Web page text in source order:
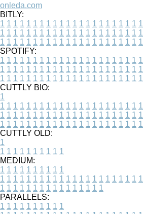
onleda.com
BITLY:
1 1 1 1 1 1 1 1 1 1 1 1 1 1 1 1 1 1 1 1 1 1
1 1 1 1 1 1 1 1 1 1 1 1 1 1 1 1 1 1 1 1 1 1
1 1 1 1 1 1 1 1 1 1 1 1 1 1 1 1 1 1 1 1 1 1
SPOTIFY:
1 1 1 1 1 1 1 1 1 1 1 1 1 1 1 1 1 1 1 1 1 1
1 1 1 1 1 1 1 1 1 1 1 1 1 1 1 1 1 1 1 1 1 1
1 1 1 1 1 1 1 1 1 1 1 1 1 1 1 1 1 1 1 1 1 1
CUTTLY BIO:
1
1 1 1 1 1 1 1 1 1 1 1 1 1 1 1 1 1 1 1 1 1 1
1 1 1 1 1 1 1 1 1 1 1 1 1 1 1 1 1 1 1 1 1 1
1 1 1 1 1 1 1 1 1 1 1 1 1 1 1 1 1 1 1 1 1 1
CUTTLY OLD:
1
1 1 1 1 1 1 1 1 1 1
MEDIUM:
1 1 1 1 1 1 1 1 1 1
1 1 1 1 1 1 1 1 1 1 1 1 1 1 1 1 1 1 1 1 1 1
1 1 1 1 1 1 1 1 1 1 1 1 1 1 1 1
PARALLELS:
1 1 1 1 1 1 1 1 1 1